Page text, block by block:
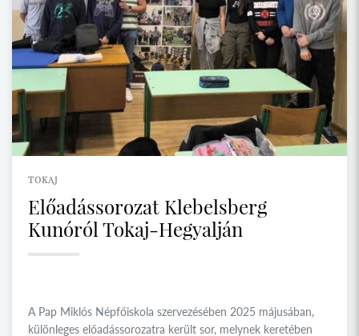
TOKAJ
Előadássorozat Klebelsberg
Kunóról Tokaj-Hegyalján
A Pap Miklós Népfőiskola szervezésében 2025 májusában,
különleges előadássorozatra került sor, melynek keretében